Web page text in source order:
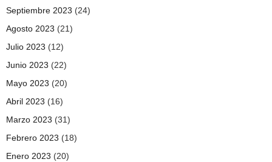
Septiembre 2023 (24)
Agosto 2023 (21)
Julio 2023 (12)
Junio 2023 (22)
Mayo 2023 (20)
Abril 2023 (16)
Marzo 2023 (31)
Febrero 2023 (18)
Enero 2023 (20)